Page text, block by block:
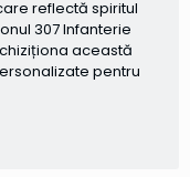
reflectă spiritul
307 Infanterie
această
pentru